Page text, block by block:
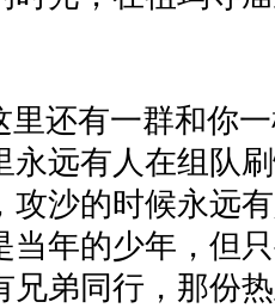
里还有一群和你
永远有人在组队
攻沙的时候永远
当年的少年，但
兄弟同行，那份